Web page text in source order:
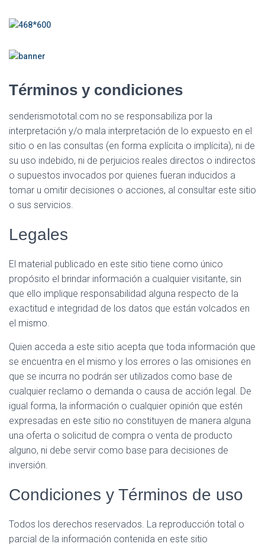
Términos y condiciones
senderismototal.com no se responsabiliza por la
interpretación y/o mala interpretación de lo expuesto en el
sitio o en las consultas (en forma explícita o implícita), ni de
su uso indebido, ni de perjuicios reales directos o indirectos
o supuestos invocados por quienes fueran inducidos a
tomar u omitir decisiones o acciones, al consultar este sitio
o sus servicios.
Legales
El material publicado en este sitio tiene como único
propósito el brindar información a cualquier visitante, sin
que ello implique responsabilidad alguna respecto de la
exactitud e integridad de los datos que están volcados en
el mismo.
Quien acceda a este sitio acepta que toda información que
se encuentra en el mismo y los errores o las omisiones en
que se incurra no podrán ser utilizados como base de
cualquier reclamo o demanda o causa de acción legal. De
igual forma, la información o cualquier opinión que estén
expresadas en este sitio no constituyen de manera alguna
una oferta o solicitud de compra o venta de producto
alguno, ni debe servir como base para decisiones de
inversión.
Condiciones y Términos de uso
Todos los derechos reservados. La reproducción total o
parcial de la información contenida en este sitio